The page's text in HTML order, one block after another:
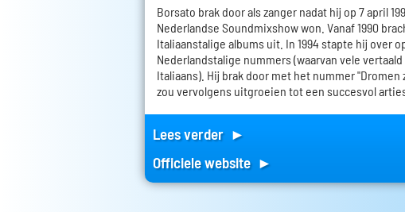
Borsato brak door als zanger nadat hij op 7 april
Nederlandse Soundmixshow won. Vanaf 1990
Italiaanstalige albums uit. In 1994 stapte hij over
Nederlandstalige nummers (waarvan vele
Italiaans). Hij brak door met het nummer "Dromen
zou vervolgens uitgroeien tot een succesvol
Lees verder ►
Officiele website ►